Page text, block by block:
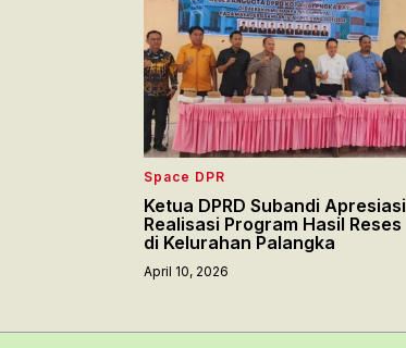
Space DPR
Ketua DPRD Subandi Apresiasi
Realisasi Program Hasil Reses
di Kelurahan Palangka
April 10, 2026